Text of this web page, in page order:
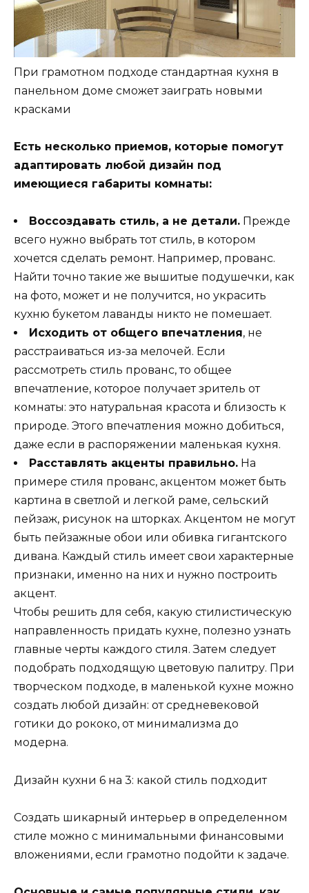
При грамотном подходе стандартная кухня в
панельном доме сможет заиграть новыми
красками
Есть несколько приемов, которые помогут
адаптировать любой дизайн под
имеющиеся габариты комнаты:
Воссоздавать стиль, а не детали. Прежде
всего нужно выбрать тот стиль, в котором
хочется сделать ремонт. Например, прованс.
Найти точно такие же вышитые подушечки, как
на фото, может и не получится, но украсить
кухню букетом лаванды никто не помешает.
Исходить от общего впечатления, не
расстраиваться из-за мелочей. Если
рассмотреть стиль прованс, то общее
впечатление, которое получает зритель от
комнаты: это натуральная красота и близость к
природе. Этого впечатления можно добиться,
даже если в распоряжении маленькая кухня.
Расставлять акценты правильно. На
примере стиля прованс, акцентом может быть
картина в светлой и легкой раме, сельский
пейзаж, рисунок на шторках. Акцентом не могут
быть пейзажные обои или обивка гигантского
дивана. Каждый стиль имеет свои характерные
признаки, именно на них и нужно построить
акцент.
Чтобы решить для себя, какую стилистическую
направленность придать кухне, полезно узнать
главные черты каждого стиля. Затем следует
подобрать подходящую цветовую палитру. При
творческом подходе, в маленькой кухне можно
создать любой дизайн: от средневековой
готики до рококо, от минимализма до
модерна.
Дизайн кухни 6 на 3: какой стиль подходит
Создать шикарный интерьер в определенном
стиле можно с минимальными финансовыми
вложениями, если грамотно подойти к задаче.